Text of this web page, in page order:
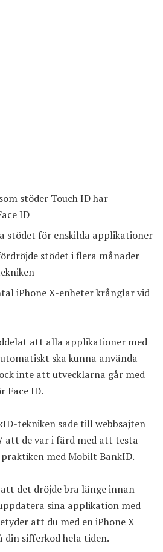
stöder Touch ID har
ID
stödet för enskilda applikationer
stödet i flera månader
iPhone X-enheter krånglar vid
att alla applikationer med
ska kunna använda
inte att utvecklarna går med
Face ID.
tekniken sade till webbsajten
att de var i färd med att testa
med Mobilt BankID.
det dröjde bra länge innan
sina applikation med
att du med en iPhone X
din sifferkod hela tiden.